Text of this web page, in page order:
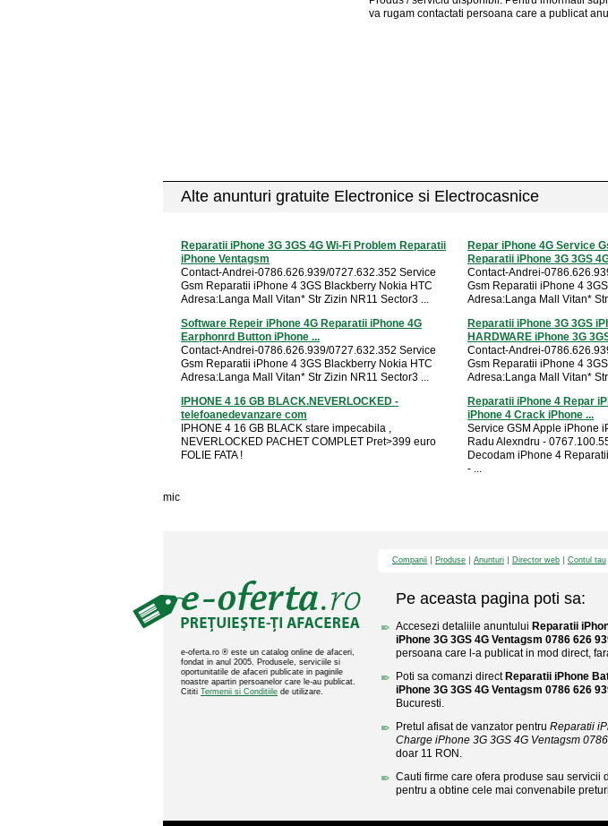
va rugam contactati persoana care a publicat
Alte anunturi gratuite Electronice si Electrocasnice
Reparatii iPhone 3G 3GS 4G Wi-Fi Problem Reparatii
iPhone Ventagsm
Contact-Andrei-0786.626.939/0727.632.352 Service
Gsm Reparatii iPhone 4 3GS Blackberry Nokia HTC
Adresa:Langa Mall Vitan* Str Zizin NR11 Sector3 ...
Repar iPhone 4G Service
Reparatii iPhone 3G 3GS
Contact-Andrei-
Gsm Reparatii iPhone 4
Adresa:Langa Mall Vitan*
Software Repeir iPhone 4G Reparatii iPhone 4G
Earphonrd Button iPhone ...
Contact-Andrei-0786.626.939/0727.632.352 Service
Gsm Reparatii iPhone 4 3GS Blackberry Nokia HTC
Adresa:Langa Mall Vitan* Str Zizin NR11 Sector3 ...
Reparatii iPhone 3G 3GS
HARDWARE iPhone 3G
Contact-Andrei-
Gsm Reparatii iPhone 4
Adresa:Langa Mall Vitan*
IPHONE 4 16 GB BLACK.NEVERLOCKED -
telefoanedevanzare com
IPHONE 4 16 GB BLACK stare impecabila ,
NEVERLOCKED PACHET COMPLET Pret>399 euro
FOLIE FATA !
Reparatii iPhone 4 Repar
iPhone 4 Crack iPhone ...
Service GSM Apple iPhone
Radu Alexndru -
Decodam iPhone 4
- ...
mic
e-oferta.ro ® este un catalog online de afaceri,
fondat in anul 2005. Produsele, serviciile si
oportunitatile de afaceri publicate in paginile
noastre apartin persoanelor care le-au publicat.
Cititi Termenii si Conditiile de utilizare.
Companii Produse Anunturi Director web Contul tau
Pe aceasta pagina poti sa:
Accesezi detaliile anuntului Reparatii
iPhone 3G 3GS 4G Ventagsm 0786 626
persoana care l-a publicat in mod direct,
Poti sa comanzi direct Reparatii iPhone
iPhone 3G 3GS 4G Ventagsm 0786 626
Bucuresti.
Pretul afisat de vanzator pentru Reparatii
Charge iPhone 3G 3GS 4G Ventagsm
doar 11 RON.
Cauti firme care ofera produse sau servicii
pentru a obtine cele mai convenabile